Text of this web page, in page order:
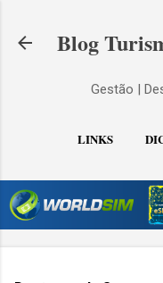
Blog
Gestão |
LINKS